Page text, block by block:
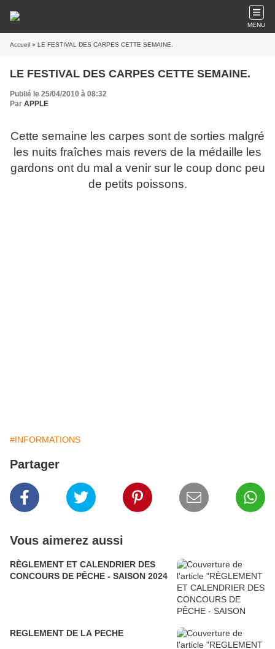
MENU
Accueil » LE FESTIVAL DES CARPES CETTE SEMAINE.
LE FESTIVAL DES CARPES CETTE SEMAINE.
Publié le 25/04/2010 à 08:32
Par APPLE
Cette semaine les carpes sont de sorties malgré
les nuits fraîches mais revers de la médaille les
gardons ont du mal a venir sur le coup donc peu
de petits poissons.
#INFORMATIONS
Partager
Vous aimerez aussi
RÈGLEMENT ET CALENDRIER DES
CONCOURS DE PÊCHE - SAISON 2024
REGLEMENT DE LA PECHE